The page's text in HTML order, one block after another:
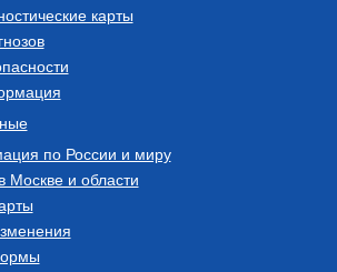
карты
по России и миру
Москве и области